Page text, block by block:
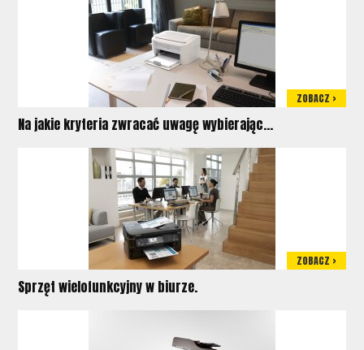
ZOBACZ >
Na jakie kryteria zwracać uwagę wybierając...
ZOBACZ >
Sprzęt wielofunkcyjny w biurze.